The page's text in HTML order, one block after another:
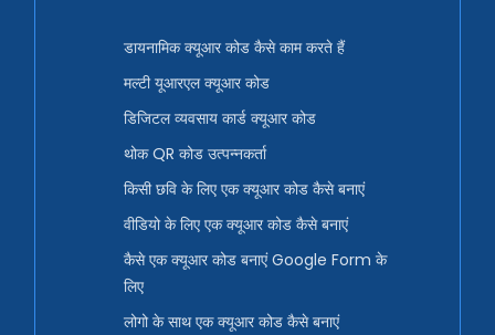
डायनामिक क्यूआर कोड कैसे काम करते हैं
मल्टी यूआरएल क्यूआर कोड
डिजिटल व्यवसाय कार्ड क्यूआर कोड
थोक QR कोड उत्पन्नकर्ता
किसी छवि के लिए एक क्यूआर कोड कैसे बनाएं
वीडियो के लिए एक क्यूआर कोड कैसे बनाएं
कैसे एक क्यूआर कोड बनाएं Google Form के
लिए
लोगो के साथ एक क्यूआर कोड कैसे बनाएं